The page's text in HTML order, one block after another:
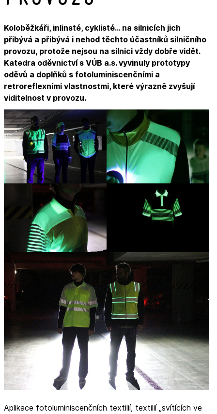
Koloběžkáři, inlinsté, cyklisté… na silnicích jich
přibývá a přibývá i nehod těchto účastníků silničního
provozu, protože nejsou na silnici vždy dobře vidět.
Katedra oděvnictví s VÚB a.s. vyvinuly prototypy
oděvů a doplňků s fotoluminiscenčními a
retroreflexními vlastnostmi, které výrazně zvyšují
viditelnost v provozu.
Aplikace fotoluminiscenčních textilií, textilií „svítících ve